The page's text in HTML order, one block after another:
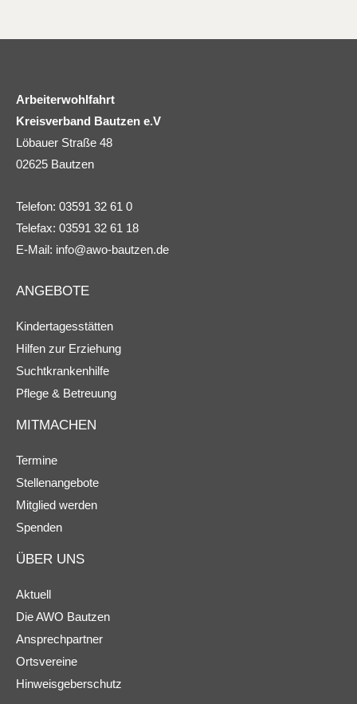
Arbeiterwohlfahrt
Kreisverband Bautzen e.V
Löbauer Straße 48
02625 Bautzen
Telefon: 03591 32 61 0
Telefax: 03591 32 61 18
E-Mail: info@awo-bautzen.de
ANGEBOTE
Kindertagesstätten
Hilfen zur Erziehung
Suchtkrankenhilfe
Pflege & Betreuung
MITMACHEN
Termine
Stellenangebote
Mitglied werden
Spenden
ÜBER UNS
Aktuell
Die AWO Bautzen
Ansprechpartner
Ortsvereine
Hinweisgeberschutz